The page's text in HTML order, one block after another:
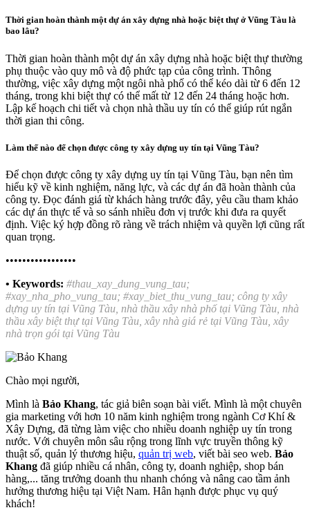
Thời gian hoàn thành một dự án xây dựng nhà hoặc biệt thự ở Vũng Tàu là
bao lâu?
Thời gian hoàn thành một dự án xây dựng nhà hoặc biệt thự thường
phụ thuộc vào quy mô và độ phức tạp của công trình. Thông
thường, việc xây dựng một ngôi nhà phố có thể kéo dài từ 6 đến 12
tháng, trong khi biệt thự có thể mất từ 12 đến 24 tháng hoặc hơn.
Lập kế hoạch chi tiết và chọn nhà thầu uy tín có thể giúp rút ngắn
thời gian thi công.
Làm thế nào để chọn được công ty xây dựng uy tín tại Vũng Tàu?
Để chọn được công ty xây dựng uy tín tại Vũng Tàu, bạn nên tìm
hiểu kỹ về kinh nghiệm, năng lực, và các dự án đã hoàn thành của
công ty. Đọc đánh giá từ khách hàng trước đây, yêu cầu tham khảo
các dự án thực tế và so sánh nhiều đơn vị trước khi đưa ra quyết
định. Việc ký hợp đồng rõ ràng về trách nhiệm và quyền lợi cũng rất
quan trọng.
•••••••••••••••••
• Keywords: #thau_xay_dung_vung_tau;
#xay_nha_pho_vung_tau; #xay_biet_thu_vung_tau; công ty xây
dựng uy tín tại Vũng Tàu, nhà thầu xây nhà phố tại Vũng Tàu, nhà
thầu xây biệt thự tại Vũng Tàu, xây nhà giá rẻ tại Vũng Tàu, xây
nhà trọn gói tại Vũng Tàu
Chào mọi người,
Mình là Bảo Khang, tác giả biên soạn bài viết. Mình là một chuyên
gia marketing với hơn 10 năm kinh nghiệm trong ngành Cơ Khí &
Xây Dựng, đã từng làm việc cho nhiều doanh nghiệp uy tín trong
nước. Với chuyên môn sâu rộng trong lĩnh vực truyền thông kỹ
thuật số, quản lý thương hiệu, quản trị web, viết bài seo web. Bảo
Khang đã giúp nhiều cá nhân, công ty, doanh nghiệp, shop bán
hàng,... tăng trưởng doanh thu nhanh chóng và nâng cao tầm ảnh
hưởng thương hiệu tại Việt Nam. Hân hạnh được phục vụ quý
khách!